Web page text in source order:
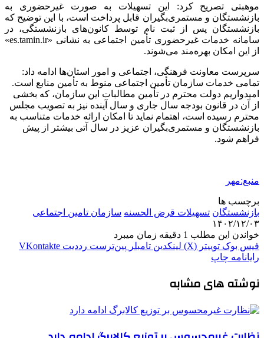
موهبتی تصریح کرد: این تسهیلات به صورت غیرحضوری به
بازنشستگان و مستمری‌بگیران قابل پرداخت است، با این توضیح که
بازنشستگان پس از ثبت نام توسط کانون‌های بازنشستگی، در
سامانه خدمات غیرحضوری تأمین اجتماعی به نشانی «es.tamin.ir»
از این امکان بهره‌مند می‌شوند.
سرپرست معاونت فرهنگی، اجتماعی و امور استان‌ها ادامه داد:
تمامی خدمات سازمان تأمین اجتماعی منوط به تأمین منابع است.
امیدواریم دولت محترم در تأمین مطالبات این سازمان، که بخشی
از آن در قانون بودجه سال جاری و سال آینده نیز به تصویب مجلس
محترم رسیده است، اهتمام نماید تا امکان ارائه خدمات متناسب به
بازنشستگان و مستمری‌بگیران عزیز در سال آتی بیشتر از پیش
فراهم شود.
منبع:مهر
برچسب ها
بازنشستگان تسهیلات قرض الحسنه سازمان تامین اجتماعی
۱۴۰۲/۱۲/۰۳
خواندن این مطلب 1 دقیقه زمان میبرد
فیس بوک توییتر (X) لینکدین ‫تامبلر ‫پین‌ترست ‫رددیت ‫VKontakte
رایانامه چاپ
نوشته های مشابه